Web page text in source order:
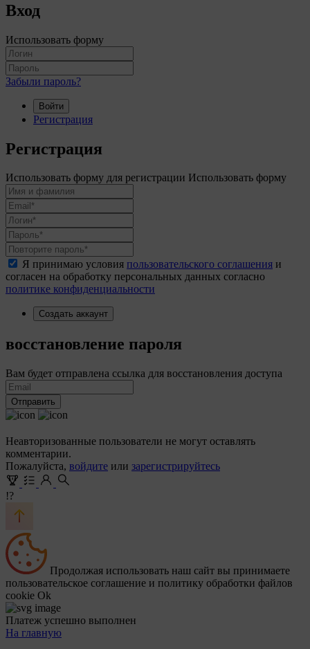
Вход
Использовать форму
Забыли пароль?
Войти
Регистрация
Регистрация
Использовать форму для регистрации Использовать форму
Я принимаю условия пользовательского соглашения и
согласен на обработку персональных данных согласно
политике конфиденциальности
Создать аккаунт
восстановление пароля
Вам будет отправлена ссылка для восстановления доступа
Отправить
Неавторизованные пользователи не могут оставлять
комментарии.
Пожалуйста, войдите или зарегистрируйтесь
!?
Продолжая использовать наш сайт вы принимаете
пользовательское соглашение и политику обработки файлов
cookie Ok
Платеж успешно выполнен
На главную